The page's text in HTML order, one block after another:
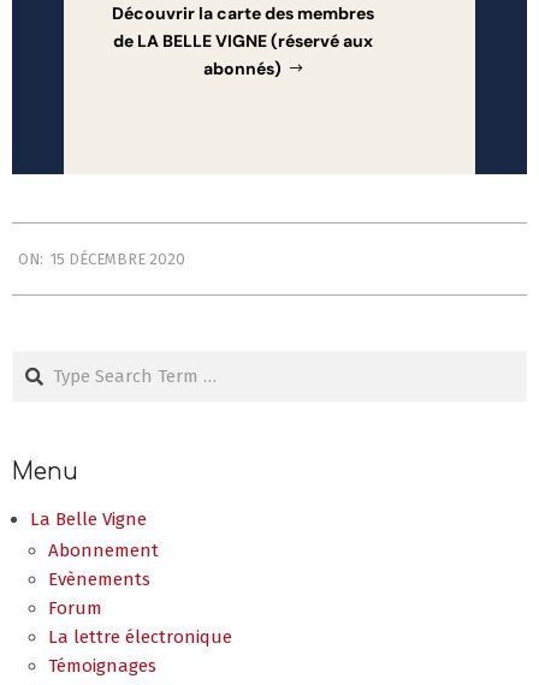
Découvrir la carte des membres
de LA BELLE VIGNE (réservé aux
abonnés)
12-
15
ON: 15 DÉCEMBRE 2020
Search
Menu
La Belle Vigne
Abonnement
Evènements
Forum
La lettre électronique
Témoignages